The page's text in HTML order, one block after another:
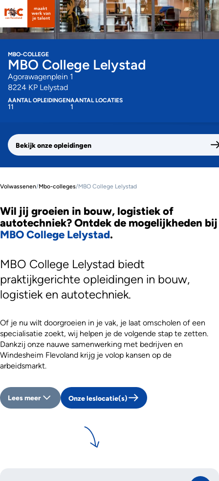
MBO-COLLEGE
MBO College Lelystad
Agorawagenplein 1
8224 KP Lelystad
AANTAL OPLEIDINGEN
11
AANTAL LOCATIES
1
Bekijk onze opleidingen
Volwassenen/Mbo-colleges/MBO College Lelystad
Wil jij groeien in bouw, logistiek of
autotechniek? Ontdek de mogelijkheden bij
MBO College Lelystad.
MBO College Lelystad biedt
praktijkgerichte opleidingen in bouw,
logistiek en autotechniek.
Of je nu wilt doorgroeien in je vak, je laat omscholen of een
specialisatie zoekt, wij helpen je de volgende stap te zetten.
Dankzij onze nauwe samenwerking met bedrijven en
Windesheim Flevoland krijg je volop kansen op de
arbeidsmarkt.
Onze leslocatie(s)
Lees meer